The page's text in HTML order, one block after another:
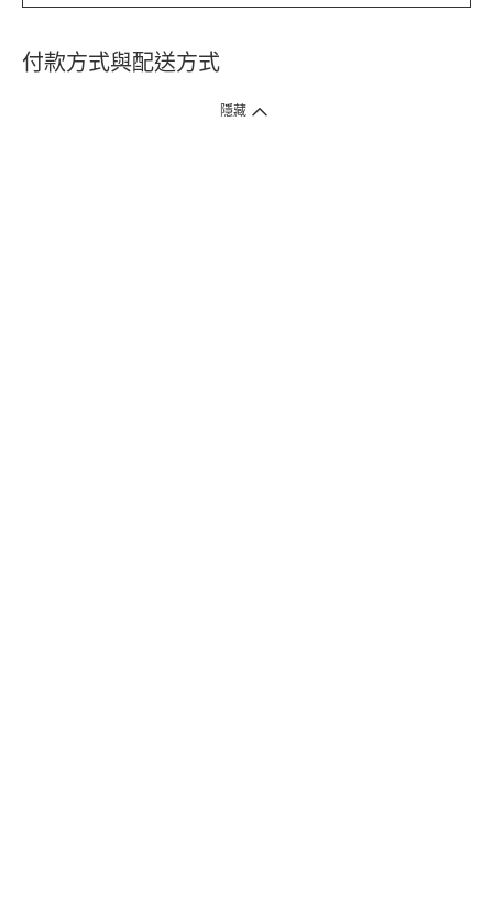
付款方式與配送方式
隱藏